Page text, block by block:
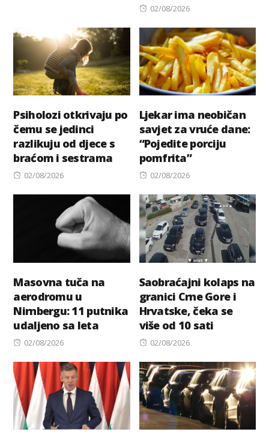
Posted
02/08/2026
Psiholozi otkrivaju po
čemu se jedinci
razlikuju od djece s
braćom i sestrama
Posted
02/08/2026
Ljekar ima neobičan
savjet za vruće dane:
“Pojedite porciju
pomfrita”
Posted
02/08/2026
Masovna tuča na
aerodromu u
Nirnbergu: 11 putnika
udaljeno sa leta
Posted
02/08/2026
Saobraćajni kolaps na
granici Crne Gore i
Hrvatske, čeka se
više od 10 sati
Posted
02/08/2026